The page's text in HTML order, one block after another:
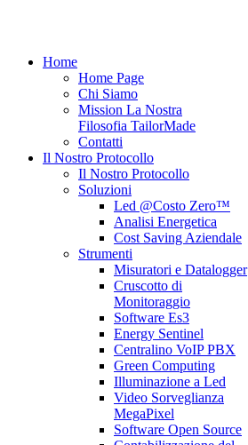
Home
Home Page
Chi Siamo
Mission La Nostra
Filosofia TailorMade
Contatti
Il Nostro Protocollo
Il Nostro Protocollo
Soluzioni
Led @Costo Zero™
Analisi Energetica
Cost Saving Aziendale
Strumenti
Misuratori e Datalogger
Cruscotto di
Monitoraggio
Software Es3
Energy Sentinel
Centralino VoIP PBX
Green Computing
Illuminazione a Led
Video Sorveglianza
MegaPixel
Software Open Source